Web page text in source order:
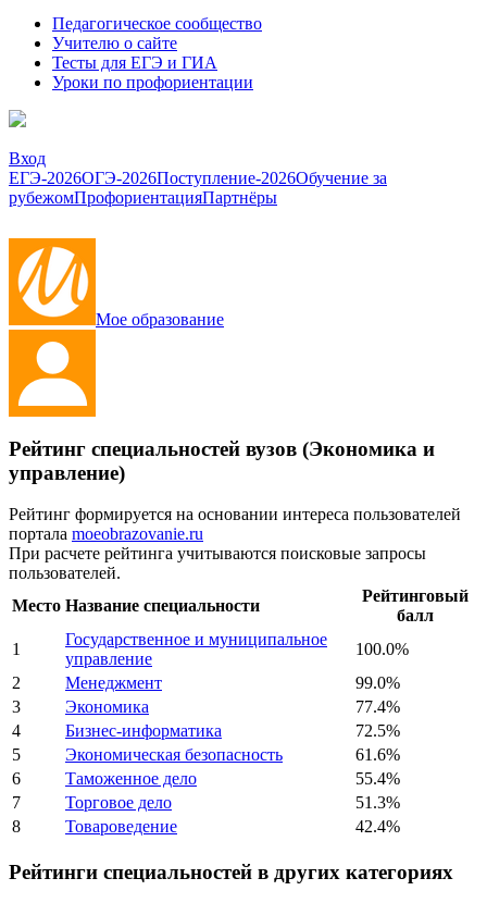
Педагогическое сообщество
Учителю о сайте
Тесты для ЕГЭ и ГИА
Уроки по профориентации
Вход
ЕГЭ-2026ОГЭ-2026Поступление-2026Обучение за
рубежомПрофориентацияПартнёры
Мое образование
Рейтинг специальностей вузов (Экономика и
управление)
Рейтинг формируется на основании интереса пользователей
портала moeobrazovanie.ru
При расчете рейтинга учитываются поисковые запросы
пользователей.
Место Название специальности
Рейтинговый
балл
1
Государственное и муниципальное
управление
100.0%
2
Менеджмент
99.0%
3
Экономика
77.4%
4
Бизнес-информатика
72.5%
5
Экономическая безопасность
61.6%
6
Таможенное дело
55.4%
7
Торговое дело
51.3%
8
Товароведение 42.4%
Рейтинги специальностей в других категориях